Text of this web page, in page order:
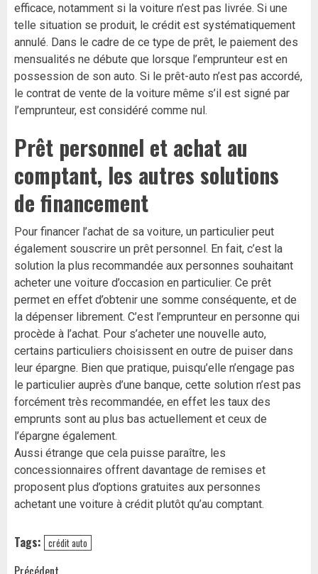
efficace, notamment si la voiture n’est pas livrée. Si une
telle situation se produit, le crédit est systématiquement
annulé. Dans le cadre de ce type de prêt, le paiement des
mensualités ne débute que lorsque l’emprunteur est en
possession de son auto. Si le prêt-auto n’est pas accordé,
le contrat de vente de la voiture même s’il est signé par
l’emprunteur, est considéré comme nul.
Prêt personnel et achat au
comptant, les autres solutions
de financement
Pour financer l’achat de sa voiture, un particulier peut
également souscrire un prêt personnel. En fait, c’est la
solution la plus recommandée aux personnes souhaitant
acheter une voiture d’occasion en particulier. Ce prêt
permet en effet d’obtenir une somme conséquente, et de
la dépenser librement. C’est l’emprunteur en personne qui
procède à l’achat. Pour s’acheter une nouvelle auto,
certains particuliers choisissent en outre de puiser dans
leur épargne. Bien que pratique, puisqu’elle n’engage pas
le particulier auprès d’une banque, cette solution n’est pas
forcément très recommandée, en effet les taux des
emprunts sont au plus bas actuellement et ceux de
l’épargne également.
Aussi étrange que cela puisse paraître, les
concessionnaires offrent davantage de remises et
proposent plus d’options gratuites aux personnes
achetant une voiture à crédit plutôt qu’au comptant.
Tags: crédit auto